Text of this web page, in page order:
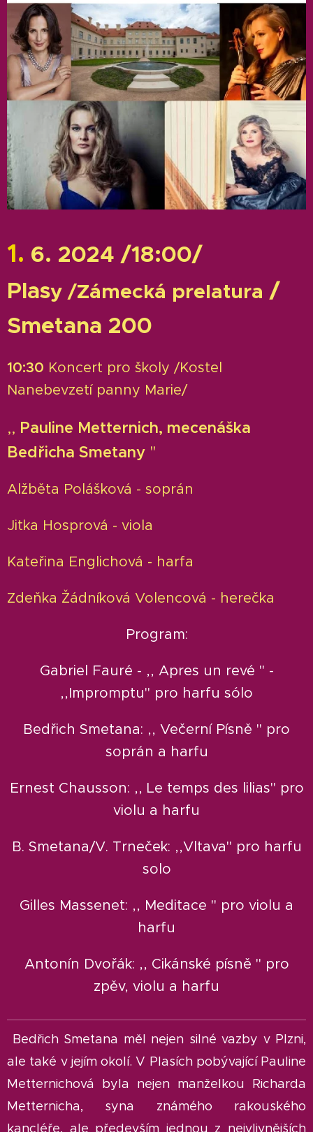
1. 6. 2024 /18:00/
Plasy /Zámecká prelatura /
Smetana 200
10:30 Koncert pro školy /Kostel
Nanebevzetí panny Marie/
,, Pauline Metternich, mecenáška
Bedřicha Smetany "
Alžběta Polášková - soprán
Jitka Hosprová - viola
Kateřina Englichová - harfa
Zdeňka Žádníková Volencová - herečka
Program:
Gabriel Fauré - ,, Apres un revé " -
,,Impromptu" pro harfu sólo
Bedřich Smetana: ,, Večerní Písně " pro
soprán a harfu
Ernest Chausson: ,, Le temps des lilias" pro
violu a harfu
B. Smetana/V. Trneček: ,,Vltava" pro harfu
solo
Gilles Massenet: ,, Meditace " pro violu a
harfu
Antonín Dvořák: ,, Cikánské písně " pro
zpěv, violu a harfu
Bedřich Smetana měl nejen silné vazby v Plzni,
ale také v jejím okolí. V Plasích pobývající Pauline
Metternichová byla nejen manželkou Richarda
Metternicha, syna známého rakouského
kancléře, ale především jednou z nejvlivnějších